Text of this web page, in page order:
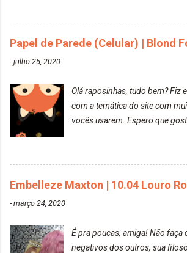
DekapColor. Adorei o resultado
DekapColor "Minha mãe é
não conhece, o DekapColor é
Papel de Parede (Celular) | Blond
-julho 25, 2020
Olá raposinhas, tudo bem? Fiz
com a temática do site com
vocês usarem. Espero que
Embelleze Maxton | 10.04 Louro
-março 24, 2020
É pra poucas, amiga! Não
negativos dos outros, sua